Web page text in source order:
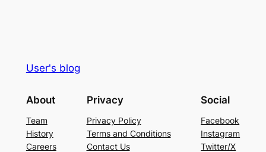
User's blog
About
Team
History
Careers
Privacy
Privacy Policy
Terms and Conditions
Contact Us
Social
Facebook
Instagram
Twitter/X